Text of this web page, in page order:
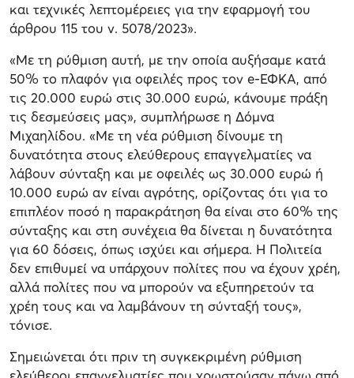
και τεχνικές λεπτομέρειες για την εφαρμογή του
άρθρου 115 του ν. 5078/2023».
«Με τη ρύθμιση αυτή, με την οποία αυξήσαμε κατά
50% το πλαφόν για οφειλές προς τον e-ΕΦΚΑ, από
τις 20.000 ευρώ στις 30.000 ευρώ, κάνουμε πράξη
τις δεσμεύσεις μας», συμπλήρωσε η Δόμνα
Μιχαηλίδου. «Με τη νέα ρύθμιση δίνουμε τη
δυνατότητα στους ελεύθερους επαγγελματίες να
λάβουν σύνταξη και με οφειλές ως 30.000 ευρώ ή
10.000 ευρώ αν είναι αγρότης, ορίζοντας ότι για το
επιπλέον ποσό η παρακράτηση θα είναι στο 60% της
σύνταξης και στη συνέχεια θα δίνεται η δυνατότητα
για 60 δόσεις, όπως ισχύει και σήμερα. Η Πολιτεία
δεν επιθυμεί να υπάρχουν πολίτες που να έχουν χρέη,
αλλά πολίτες που να μπορούν να εξυπηρετούν τα
χρέη τους και να λαμβάνουν τη σύνταξή τους»,
τόνισε.
Σημειώνεται ότι πριν τη συγκεκριμένη ρύθμιση